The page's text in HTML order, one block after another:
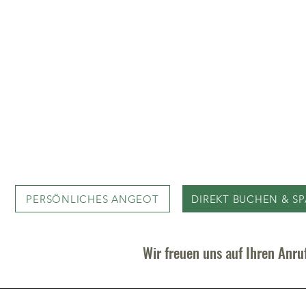
PERSÖNLICHES ANGEOT DIREKT BUCHEN &
Wir freuen uns auf Ihren